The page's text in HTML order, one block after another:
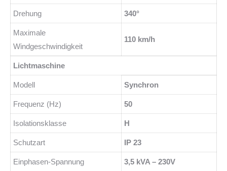
Drehung 340°
Maximale
Windgeschwindigkeit
110 km/h
Lichtmaschine
Modell Synchron
Frequenz (Hz) 50
Isolationsklasse H
Schutzart IP 23
Einphasen-Spannung 3,5 kVA – 230V